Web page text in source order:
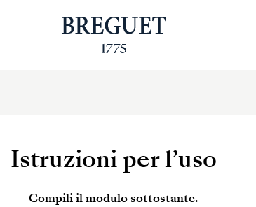
Istruzioni per l’uso
Compili il modulo sottostante.